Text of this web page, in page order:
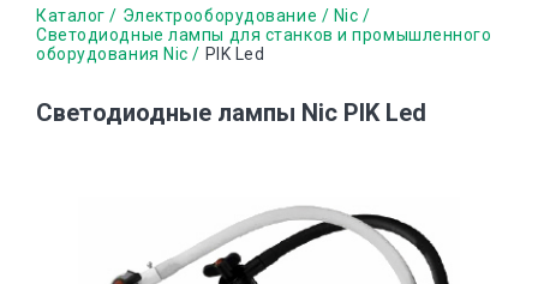
основному
Строка
навигации
Каталог Электрооборудование
Nic
Светодиодные лампы для станков и промышленного
оборудования Nic
PIK Led
Светодиодные лампы Nic PIK Led